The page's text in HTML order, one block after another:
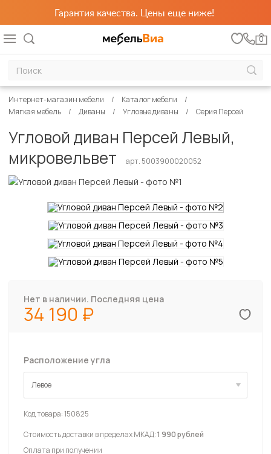
Гарантия качества. Цены еще ниже!
0
Интернет-магазин мебели
Каталог мебели
Мягкая мебель
Диваны Угловые диваны Серия Персей
Угловой диван Персей Левый,
микровельвет
арт. 5003900020052
Нет в наличии. Последняя цена
34 190
Расположение угла
Левое
Левое
Код товара:150825
Стоимость доставки в пределах МКАД:1 990 рублей
Оплата при получении